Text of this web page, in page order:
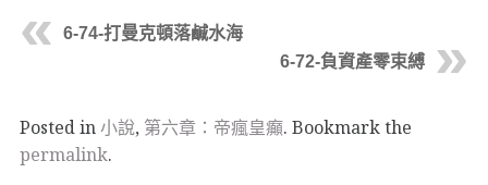
6-74-打曼克頓落鹹水海
6-72-負資產零束縛
Posted in小說, 第六章：帝瘋皇癲. Bookmark the
permalink.